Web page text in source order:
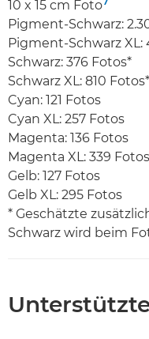
10 x 15 cm Foto
Pigment-Schwarz:
Pigment-Schwarz XL:
Schwarz: 376 Fotos*
Schwarz XL: 810 Fotos*
Cyan: 121 Fotos
Cyan XL: 257 Fotos
Magenta: 136 Fotos
Magenta XL: 339 Fotos
Gelb: 127 Fotos
Gelb XL: 295 Fotos
* Geschätzte
Schwarz wird beim